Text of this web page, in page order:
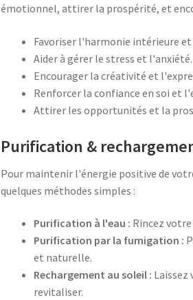
émotionnel, attirer la prospérité, et
Favoriser l'harmonie intérieure
Aider à gérer le stress et l'anxiété.
Encourager la créativité et
Renforcer la confiance en soi et
Attirer les opportunités et la
Purification &
Pour maintenir l'énergie positive de
quelques méthodes simples :
Purification à l'eau : Rincez
Purification par la fumigation :
et naturelle.
Rechargement au soleil : Laissez
revitaliser.